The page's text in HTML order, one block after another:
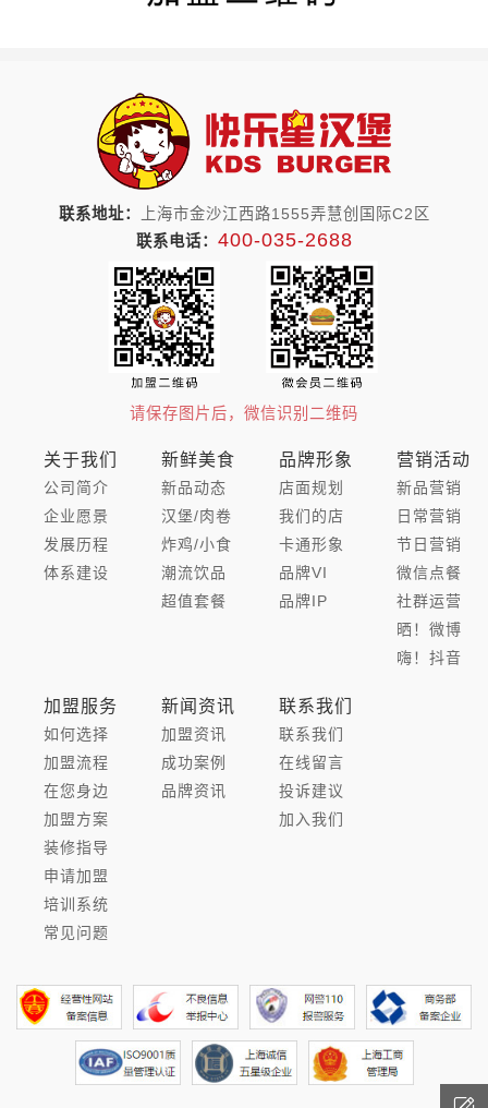
联系地址：
上海市金沙江西路1555弄慧创国际C2区
联系电话： 400-035-2688
请保存图片后，微信识别二维码
关于我们
公司简介
企业愿景
发展历程
体系建设
新鲜美食
新品动态
汉堡/肉卷
炸鸡/小食
潮流饮品
超值套餐
品牌形象
店面规划
我们的店
卡通形象
品牌VI
品牌IP
营销活动
新品营销
日常营销
节日营销
微信点餐
社群运营
晒！微博
嗨！抖音
加盟服务
如何选择
加盟流程
在您身边
加盟方案
装修指导
申请加盟
培训系统
常见问题
新闻资讯
加盟资讯
成功案例
品牌资讯
联系我们
联系我们
在线留言
投诉建议
加入我们